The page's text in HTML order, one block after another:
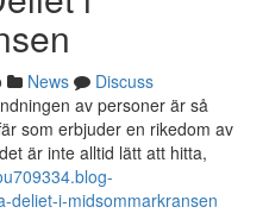
News
Discuss
av personer är så
som erbjuder en rikedom av
är inte alltid lätt att hitta,
deliet-i-midsommarkransen